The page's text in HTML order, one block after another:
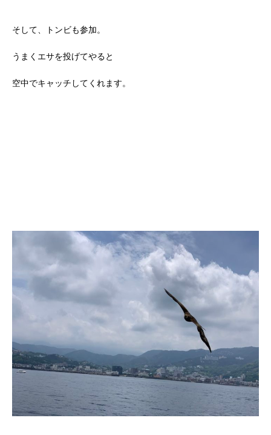
そして、トンビも参加。
うまくエサを投げてやると
空中でキャッチしてくれます。